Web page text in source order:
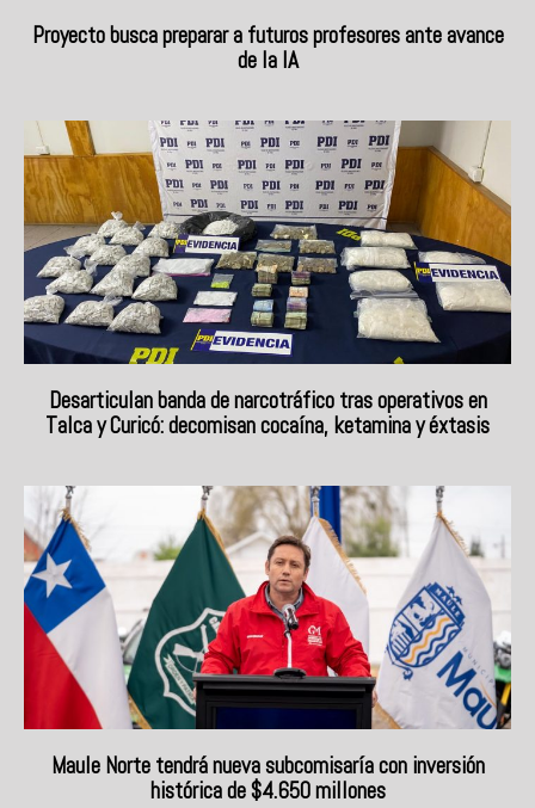
Proyecto busca preparar a futuros profesores ante avance
de la IA
Desarticulan banda de narcotráfico tras operativos en
Talca y Curicó: decomisan cocaína, ketamina y éxtasis
Maule Norte tendrá nueva subcomisaría con inversión
histórica de $4.650 millones